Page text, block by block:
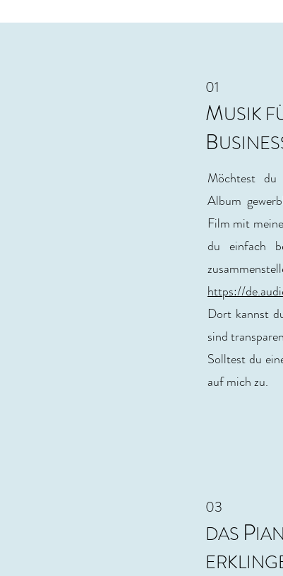
01
MUSIK
B
Möchtest
Album
Film mit
du einfach
https://
Dort kannst
sind
Solltest du
auf mich zu.
03
DAS P